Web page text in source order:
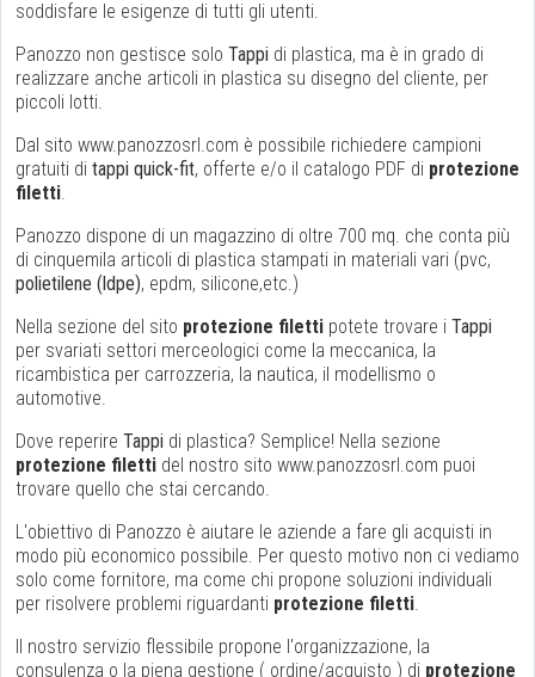
soddisfare le esigenze di tutti gli utenti.
Panozzo non gestisce solo Tappi di plastica, ma è in grado di
realizzare anche articoli in plastica su disegno del cliente, per
piccoli lotti.
Dal sito www.panozzosrl.com è possibile richiedere campioni
gratuiti di tappi quick-fit, offerte e/o il catalogo PDF di protezione
filetti.
Panozzo dispone di un magazzino di oltre 700 mq. che conta più
di cinquemila articoli di plastica stampati in materiali vari (pvc,
polietilene (ldpe), epdm, silicone,etc.)
Nella sezione del sito protezione filetti potete trovare i Tappi
per svariati settori merceologici come la meccanica, la
ricambistica per carrozzeria, la nautica, il modellismo o
automotive.
Dove reperire Tappi di plastica? Semplice! Nella sezione
protezione filetti del nostro sito www.panozzosrl.com puoi
trovare quello che stai cercando.
L'obiettivo di Panozzo è aiutare le aziende a fare gli acquisti in
modo più economico possibile. Per questo motivo non ci vediamo
solo come fornitore, ma come chi propone soluzioni individuali
per risolvere problemi riguardanti protezione filetti.
Il nostro servizio flessibile propone l'organizzazione, la
consulenza o la piena gestione ( ordine/acquisto ) di protezione